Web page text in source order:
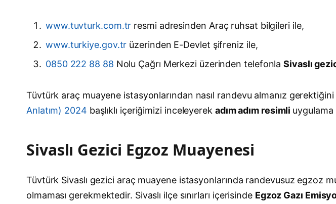
www.tuvturk.com.tr resmi adresinden Araç ruhsat bilgileri ile,
www.turkiye.gov.tr üzerinden E-Devlet şifreniz ile,
0850 222 88 88 Nolu Çağrı Merkezi üzerinden telefonlaSivaslı
Tüvtürk araç muayene istasyonlarından nasıl randevu almanız
Anlatım) 2024 başlıklı içeriğimizi inceleyerek adım adım resimli
Sivaslı Gezici Egzoz Muayenesi
Tüvtürk Sivaslı gezici araç muayene istasyonlarında randevusuz egzoz
olmaması gerekmektedir. Sivaslı ilçe sınırları içerisinde Egzoz Gazı